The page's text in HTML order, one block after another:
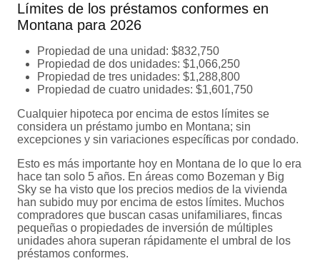
Límites de los préstamos conformes en
Montana para 2026
Propiedad de una unidad: $832,750
Propiedad de dos unidades: $1,066,250
Propiedad de tres unidades: $1,288,800
Propiedad de cuatro unidades: $1,601,750
Cualquier hipoteca por encima de estos límites se
considera un préstamo jumbo en Montana; sin
excepciones y sin variaciones específicas por condado.
Esto es más importante hoy en Montana de lo que lo era
hace tan solo 5 años. En áreas como Bozeman y Big
Sky se ha visto que los precios medios de la vivienda
han subido muy por encima de estos límites. Muchos
compradores que buscan casas unifamiliares, fincas
pequeñas o propiedades de inversión de múltiples
unidades ahora superan rápidamente el umbral de los
préstamos conformes.